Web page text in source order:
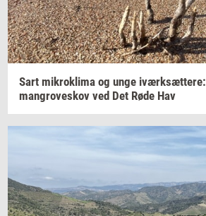
Sart mi­krokli­ma og unge iværk­sæt­te­re:
man­grove­skov ved Det Røde Hav